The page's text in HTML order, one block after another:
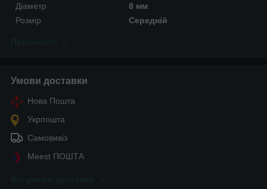
Діаметр
8 мм
Розмір
Середній
Умови доставки
Нова Пошта
Укрпошта
Самовивіз
Meest ПОШТА